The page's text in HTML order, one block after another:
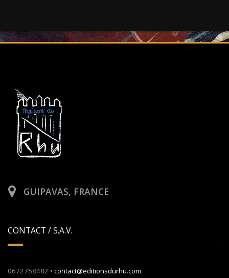
GUIPAVAS, FRANCE
CONTACT / S.A.V.
0672758482 • contact@editionsdurhu.com